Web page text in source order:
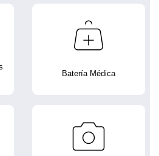
Batería Médica